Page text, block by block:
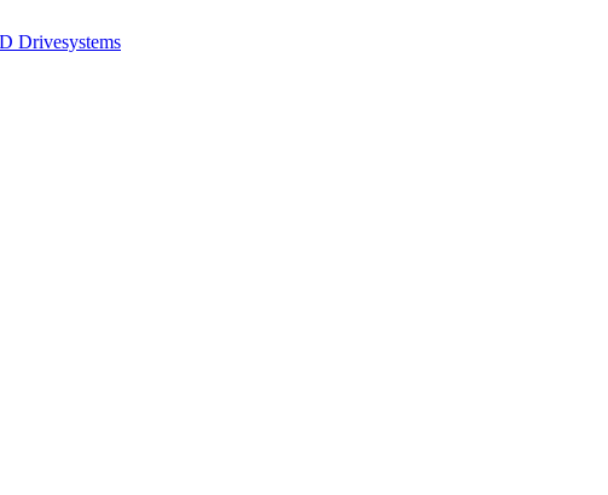
Drivesystems